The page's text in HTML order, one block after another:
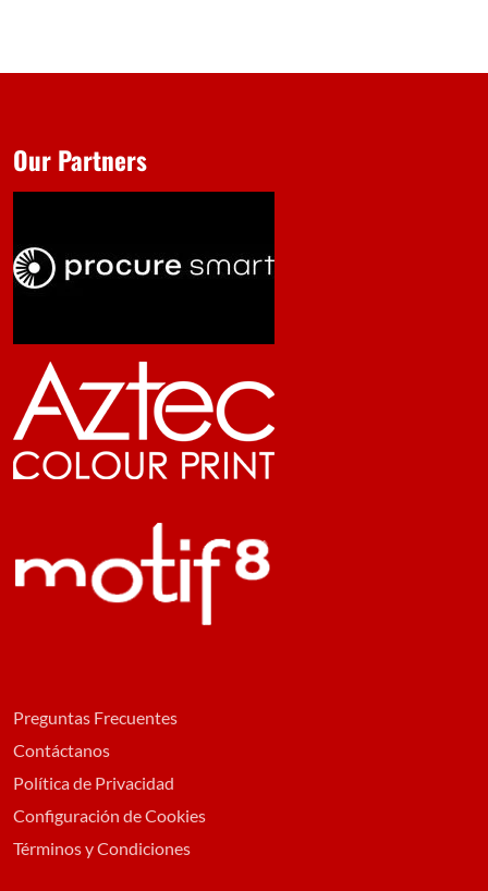
Preguntas Frecuentes
Contáctanos
Política de Privacidad
Configuración de Cookies
Términos y Condiciones
Our Partners